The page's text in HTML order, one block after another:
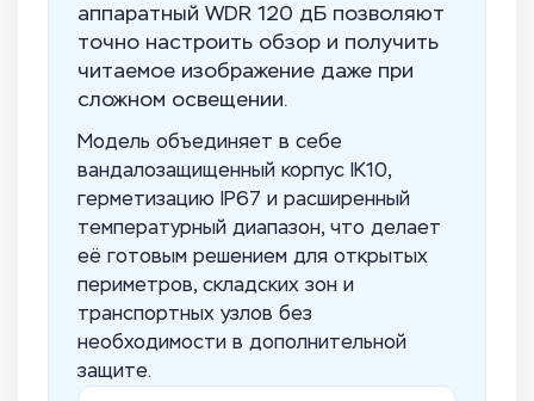
аппаратный WDR 120 дБ позволяют
точно настроить обзор и получить
читаемое изображение даже при
сложном освещении.
Модель объединяет в себе
вандалозащищенный корпус IK10,
герметизацию IP67 и расширенный
температурный диапазон, что делает
её готовым решением для открытых
периметров, складских зон и
транспортных узлов без
необходимости в дополнительной
защите.